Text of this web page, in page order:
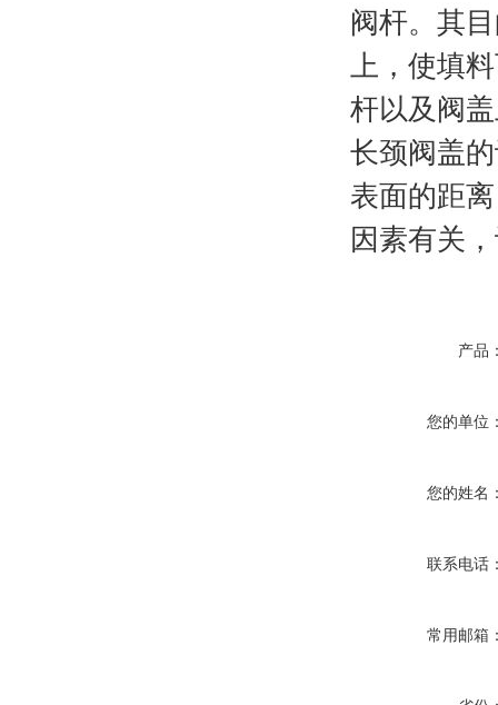
阀杆。其
上，使填
杆以及阀
长颈阀盖
表面的距
因素有关
产品
您的单位
您的姓名
联系电话
常用邮箱